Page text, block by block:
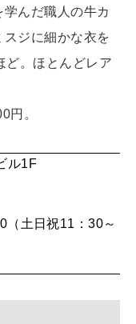
なたんだ職人の牛カ
ジに細かな衣を
ど。ほとんどレア
円。
ル1F
（土日祝11：30～